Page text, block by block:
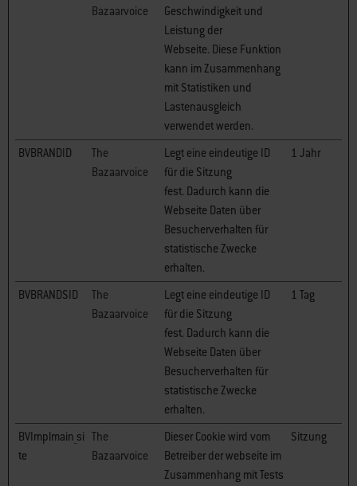
Bazaarvoice
Geschwindigkeit und
Leistung der
Webseite. Diese Funktion
kann im Zusammenhang
mit Statistiken und
Lastenausgleich
verwendet werden.
BVBRANDID
The
Bazaarvoice
Legt eine eindeutige ID
für die Sitzung
fest. Dadurch kann die
Webseite Daten über
Besucherverhalten für
statistische Zwecke
erhalten.
1 Jahr
BVBRANDSID
The
Bazaarvoice
Legt eine eindeutige ID
für die Sitzung
fest. Dadurch kann die
Webseite Daten über
Besucherverhalten für
statistische Zwecke
erhalten.
1 Tag
BVImplmain_si
te
The
Bazaarvoice
Dieser Cookie wird vom
Betreiber der webseite im
Zusammenhang mit Tests
Sitzung